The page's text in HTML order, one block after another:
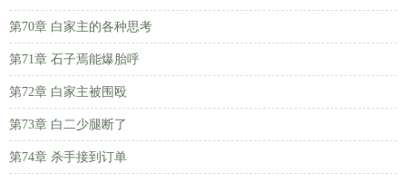
第70章 白家主的各种思考
第71章 石子焉能爆胎呼
第72章 白家主被围殴
第73章 白二少腿断了
第74章 杀手接到订单